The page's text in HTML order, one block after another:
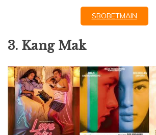
SBOBETMAIN
3. Kang Mak